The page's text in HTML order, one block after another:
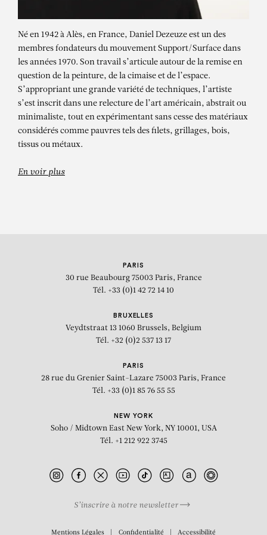
DANIEL DEZEUZE
Né en 1942 à Alès, en France, Daniel Dezeuze est un des
membres fondateurs du mouvement Support/Surface dans
les années 1970. Son travail s’articule autour de la remise en
question de la peinture, de la cimaise et de l’espace.
S’appropriant une grande variété de techniques, l’artiste
s’est inscrit dans une relecture de l’art américain, abstrait ou
minimaliste, tout en expérimentant sans cesse des matériaux
considérés comme pauvres tels des filets, grillages, bois,
tissus ou métaux.
En voir plus
PARIS
30 rue Beaubourg 75003 Paris, France
Tél. +33 (0)1 42 72 14 10
BRUXELLES
Veydtstraat 13 1060 Brussels, Belgium
Tél. +32 (0)2 537 13 17
PARIS
28 rue du Grenier Saint-Lazare 75003 Paris, France
Tél. +33 (0)1 85 76 55 55
NEW YORK
Soho / Midtown East New York, NY 10001, USA
Tél. +1 212 922 3745
S’inscrire à notre newsletter
Mentions Légales Confidentialité Accessibilité